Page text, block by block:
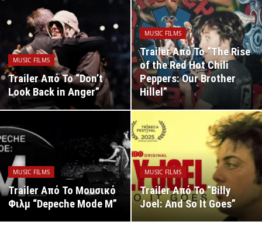
MUSIC FILMS
Trailer Από Το “Don’t
Look Back in Anger”
MUSIC FILMS
Trailer Από Το “The Rise
of the Red Hot Chili
Peppers: Our Brother
Hillel”
MUSIC FILMS
Trailer Από Το Μουσικό
Φιλμ “Depeche Mode M”
MUSIC FILMS
Trailer Από Το “Billy
Joel: And So It Goes”